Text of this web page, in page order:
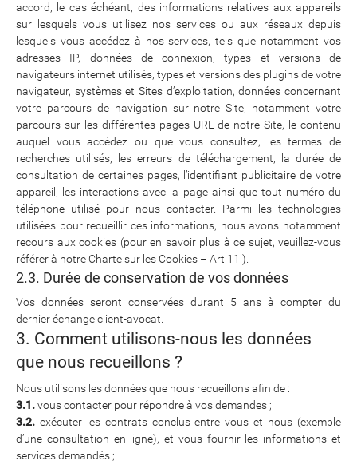
accord, le cas échéant, des informations relatives aux appareils
sur lesquels vous utilisez nos services ou aux réseaux depuis
lesquels vous accédez à nos services, tels que notamment vos
adresses IP, données de connexion, types et versions de
navigateurs internet utilisés, types et versions des plugins de votre
navigateur, systèmes et Sites d’exploitation, données concernant
votre parcours de navigation sur notre Site, notamment votre
parcours sur les différentes pages URL de notre Site, le contenu
auquel vous accédez ou que vous consultez, les termes de
recherches utilisés, les erreurs de téléchargement, la durée de
consultation de certaines pages, l’identifiant publicitaire de votre
appareil, les interactions avec la page ainsi que tout numéro du
téléphone utilisé pour nous contacter. Parmi les technologies
utilisées pour recueillir ces informations, nous avons notamment
recours aux cookies (pour en savoir plus à ce sujet, veuillez-vous
référer à notre Charte sur les Cookies – Art 11 ).
2.3. Durée de conservation de vos données
Vos données seront conservées durant 5 ans à compter du
dernier échange client-avocat.
3. Comment utilisons-nous les données
que nous recueillons ?
Nous utilisons les données que nous recueillons afin de :
3.1.vous contacter pour répondre à vos demandes ;
3.2. exécuter les contrats conclus entre vous et nous (exemple
d’une consultation en ligne), et vous fournir les informations et
services demandés ;